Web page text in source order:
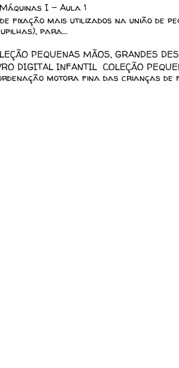
I - Aula 1
fixação mais utilizados na união de
para...
PEQUENAS MÃOS, GRANDES
DIGITAL INFANTIL COLEÇÃO
motora fina das crianças de